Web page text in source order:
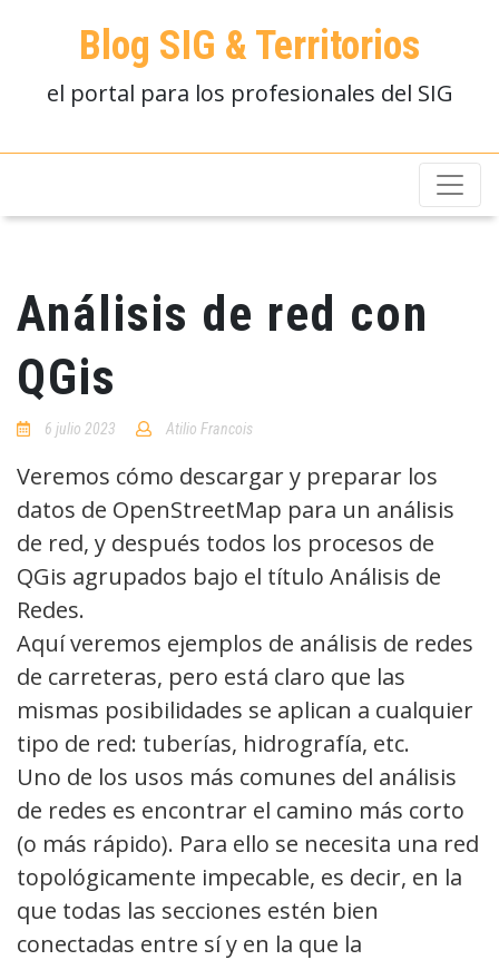
Blog SIG & Territorios
el portal para los profesionales del SIG
Análisis de red con
QGis
6 julio 2023 Atilio Francois
Veremos cómo descargar y preparar los
datos de OpenStreetMap para un análisis
de red, y después todos los procesos de
QGis agrupados bajo el título Análisis de
Redes.
Aquí veremos ejemplos de análisis de redes
de carreteras, pero está claro que las
mismas posibilidades se aplican a cualquier
tipo de red: tuberías, hidrografía, etc.
Uno de los usos más comunes del análisis
de redes es encontrar el camino más corto
(o más rápido). Para ello se necesita una red
topológicamente impecable, es decir, en la
que todas las secciones estén bien
conectadas entre sí y en la que la